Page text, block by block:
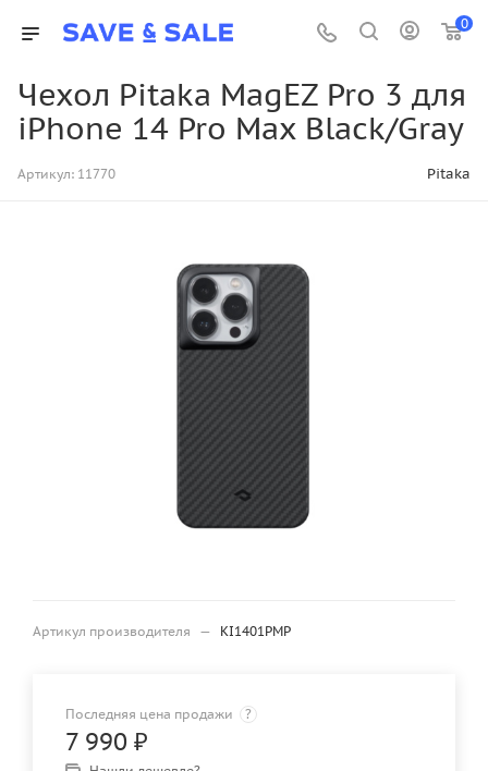
0
Чехол Pitaka MagEZ Pro 3 для
iPhone 14 Pro Max Black/Gray
Артикул: 11770 Pitaka
Артикул производителя — KI1401PMP
Последняя цена продажи ?
7 990 ₽